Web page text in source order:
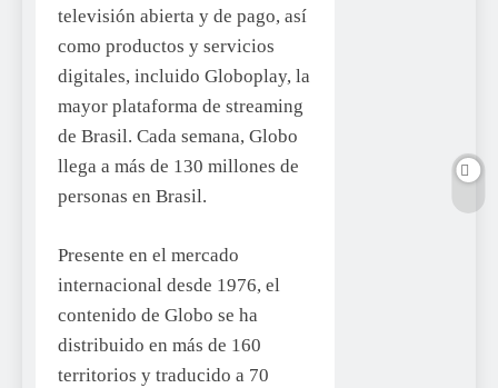
televisión abierta y de pago, así
como productos y servicios
digitales, incluido Globoplay, la
mayor plataforma de streaming
de Brasil. Cada semana, Globo
llega a más de 130 millones de
personas en Brasil.
Presente en el mercado
internacional desde 1976, el
contenido de Globo se ha
distribuido en más de 160
territorios y traducido a 70